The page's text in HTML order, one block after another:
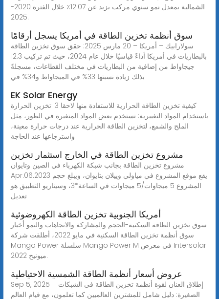
الشمالية بمعدل نمو سنوي مركب يزيد عن 12.07٪ خلال الفترة 2020-
2025.
سوق أنظمة تخزين الطاقة في أمريكا يسجل أرقامًا
سولارابيك – أمريكا – 20 مارس 2025: حقق سوق تخزين الطاقة
بالبطاريات في أمريكا أداءً قياسيًا خلال عام 2024، حيث تم تركيب 12.3
جيجاواط من إضافية من البطاريات في مختلف القطاعات، مسجلةً
بذلك زيادة نسبتها 33% في الميجاواط و34% في
EK Solar Energy
كيفية تخزين الطاقة الحرارية للاستفادة منها لاحقا 3. تخزين الحرارة
باستخدام المواد التغييرية: تستخدم بعض المواد المتغيرة في الطور، مثل
الملح والشمع، لتخزين الطاقة الحرارية عند درجات حرارة معينة،
واسترجاعها عند الحاجة
مشروع تخزين الطاقة في الخارج استثمار تخزين
مشروع تخزين الطاقة بجانب شبكة الكهرباء في الصين وتايوان
Apr.06.2023 يقع موقع المشروع في مياولي وييلان بتايوان، ويبلغ حجم
المشروع 5 ميجاوات/5 ميجاوات في الساعة*3، وسيناريو التطبيق هو
تعديل
أمريكا الجنوبية تخزين الطاقة الكهروضوئية
سوق تخزين الطاقة السكنية-الحجم والمشاركة والاتجاهات والنمو أخبار
سوق أنظمة تخزين الطاقة السكنية في مايو 2022، أطلقت شركة
Mango Power سلسلة Mango Power M في معرض Intersolar
ميونيخ 2022.
عروض أسعار أنظمة الطاقة الشمسية الاحتياطية
Sep 5, 2025 · إطلاق العنان لقوة أنظمة تخزين الطاقة في الشبكات
الصغيرة: دليل شامل للمشترين العالميين كما تعلمون، مع قيام العالم